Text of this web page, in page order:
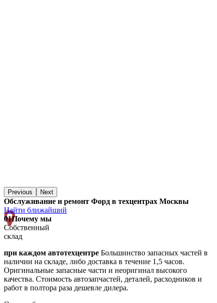
Previous Next
Обслуживание и ремонт Форд в техцентрах Москвы
Найти ближайший
01Почему мы
Собственный
склад
при каждом автотехцентре Большинство запасных частей в
наличии на складе, либо доставка в течение 1,5 часов.
Оригинальные запасные части и неоригинал высокого
качества. Стоимость автозапчастей, деталей, расходников и
работ в полтора раза дешевле дилера.